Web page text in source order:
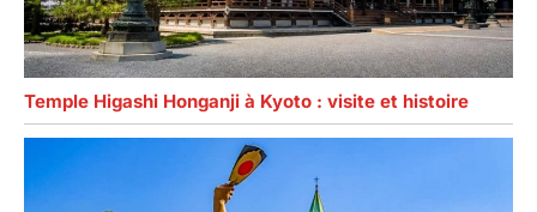
Temple Higashi Honganji à Kyoto : visite et histoire